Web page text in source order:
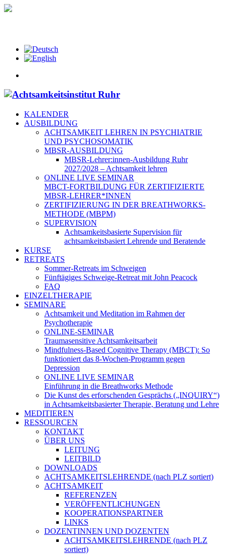
KALENDER
AUSBILDUNG
ACHTSAMKEIT LEHREN IN PSYCHIATRIE
UND PSYCHOSOMATIK
MBSR-AUSBILDUNG
MBSR-Lehrer:innen-Ausbildung Ruhr
2027/2028 – Achtsamkeit lehren
ONLINE LIVE SEMINAR
MBCT-FORTBILDUNG FÜR ZERTIFIZIERTE
MBSR-LEHRER*INNEN
ZERTIFIZIERUNG IN DER BREATHWORKS-
METHODE (MBPM)
SUPERVISION
Achtsamkeitsbasierte Supervision für
achtsamkeitsbasiert Lehrende und Beratende
KURSE
RETREATS
Sommer-Retreats im Schweigen
Fünftägiges Schweige-Retreat mit John Peacock
FAQ
EINZELTHERAPIE
SEMINARE
Achtsamkeit und Meditation im Rahmen der
Psychotherapie
ONLINE-SEMINAR
Traumasensitive Achtsamkeitsarbeit
Mindfulness-Based Cognitive Therapy (MBCT): So
funktioniert das 8-Wochen-Programm gegen
Depression
ONLINE LIVE SEMINAR
Einführung in die Breathworks Methode
Die Kunst des erforschenden Gesprächs („INQUIRY“)
in Achtsamkeitsbasierter Therapie, Beratung und Lehre
MEDITIEREN
RESSOURCEN
KONTAKT
ÜBER UNS
LEITUNG
LEITBILD
DOWNLOADS
ACHTSAMKEITSLEHRENDE (nach PLZ sortiert)
ACHTSAMKEIT
REFERENZEN
VERÖFFENTLICHUNGEN
KOOPERATIONSPARTNER
LINKS
DOZENTINNEN UND DOZENTEN
ACHTSAMKEITSLEHRENDE (nach PLZ
sortiert)